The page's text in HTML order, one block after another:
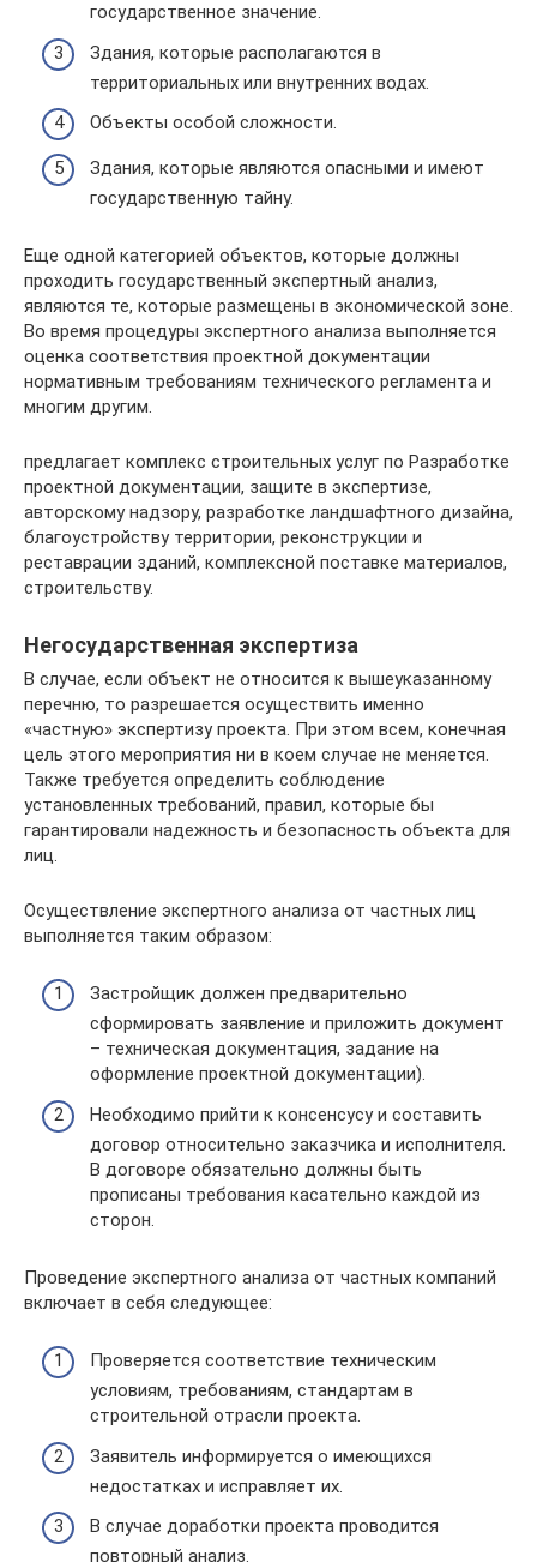
государственное значение.
Здания, которые располагаются в
территориальных или внутренних водах.
Объекты особой сложности.
Здания, которые являются опасными и имеют
государственную тайну.
Еще одной категорией объектов, которые должны
проходить государственный экспертный анализ,
являются те, которые размещены в экономической зоне.
Во время процедуры экспертного анализа выполняется
оценка соответствия проектной документации
нормативным требованиям технического регламента и
многим другим.
предлагает комплекс строительных услуг по Разработке
проектной документации, защите в экспертизе,
авторскому надзору, разработке ландшафтного дизайна,
благоустройству территории, реконструкции и
реставрации зданий, комплексной поставке материалов,
строительству.
Негосударственная экспертиза
В случае, если объект не относится к вышеуказанному
перечню, то разрешается осуществить именно
«частную» экспертизу проекта. При этом всем, конечная
цель этого мероприятия ни в коем случае не меняется.
Также требуется определить соблюдение
установленных требований, правил, которые бы
гарантировали надежность и безопасность объекта для
лиц.
Осуществление экспертного анализа от частных лиц
выполняется таким образом:
Застройщик должен предварительно
сформировать заявление и приложить документ
– техническая документация, задание на
оформление проектной документации).
Необходимо прийти к консенсусу и составить
договор относительно заказчика и исполнителя.
В договоре обязательно должны быть
прописаны требования касательно каждой из
сторон.
Проведение экспертного анализа от частных компаний
включает в себя следующее:
Проверяется соответствие техническим
условиям, требованиям, стандартам в
строительной отрасли проекта.
Заявитель информируется о имеющихся
недостатках и исправляет их.
В случае доработки проекта проводится
повторный анализ.